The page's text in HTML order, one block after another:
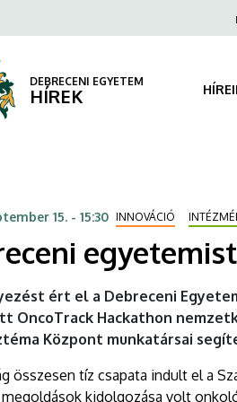
DEBRECENI EGYETEM
HÍREK
15. - 15:30 INNOVÁCIÓ
ért el a Debreceni
OncoTrack Hackathon
Központ munkatársai
összesen tíz csapata indult el a
kidolgozása volt